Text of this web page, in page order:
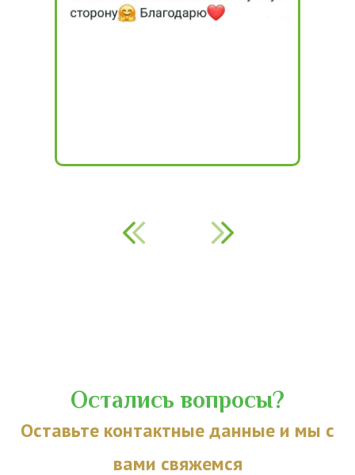
Остались вопросы?
Оставьте контактные данные и мы с
вами свяжемся